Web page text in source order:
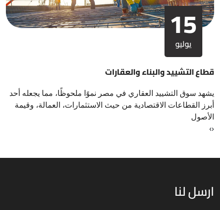
15
يوليو
قطاع التشييد والبناء والعقارات
يشهد سوق التشييد العقاري في مصر نموًا ملحوظًا، مما يجعله أحد
أبرز القطاعات الاقتصادية من حيث الاستثمارات، العمالة، وقيمة
الأصول
‹
›
ارسل لنا